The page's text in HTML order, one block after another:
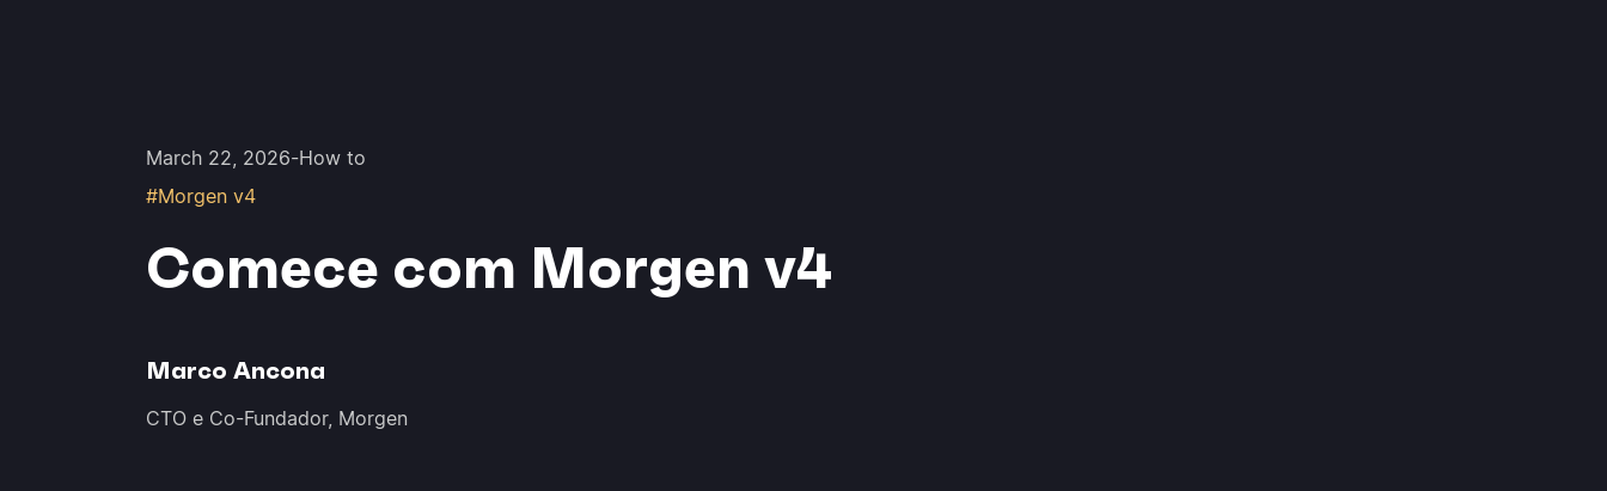
March 22, 2026-How to
#Morgen v4
Comece com Morgen v4
Marco Ancona
CTO e Co-Fundador, Morgen